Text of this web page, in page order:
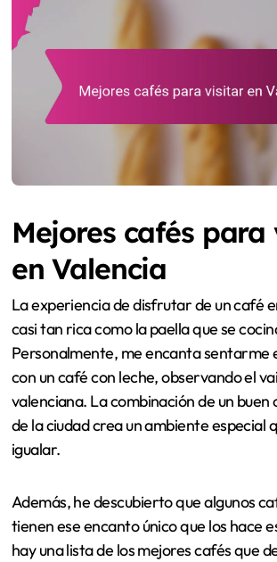
Mejores cafés
en Valencia
La experiencia de disfrutar de un café
casi tan rica como la paella que se
Personalmente, me encanta sentarme
con un café con leche, observando el
valenciana. La combinación de un buen
de la ciudad crea un ambiente especial
igualar.
Además, he descubierto que algunos
tienen ese encanto único que los hace
hay una lista de los mejores cafés que